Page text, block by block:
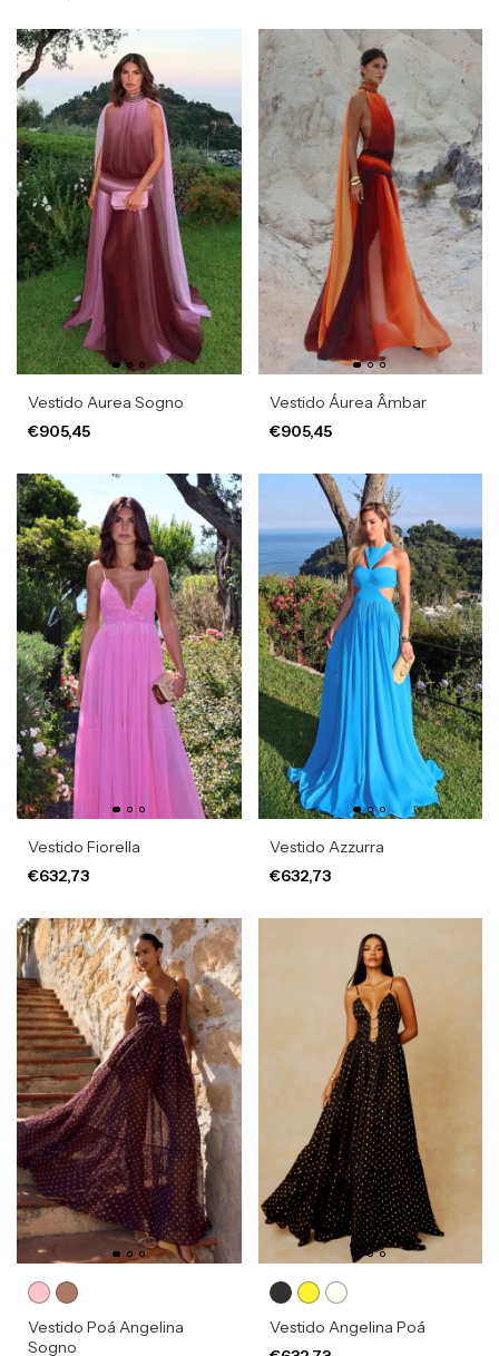
Vestido Aurea Sogno
€905,45
Vestido Áurea Âmbar
€905,45
Vestido Fiorella
€632,73
Vestido Azzurra
€632,73
Vestido Poá Angelina
Sogno
Vestido Angelina Poá